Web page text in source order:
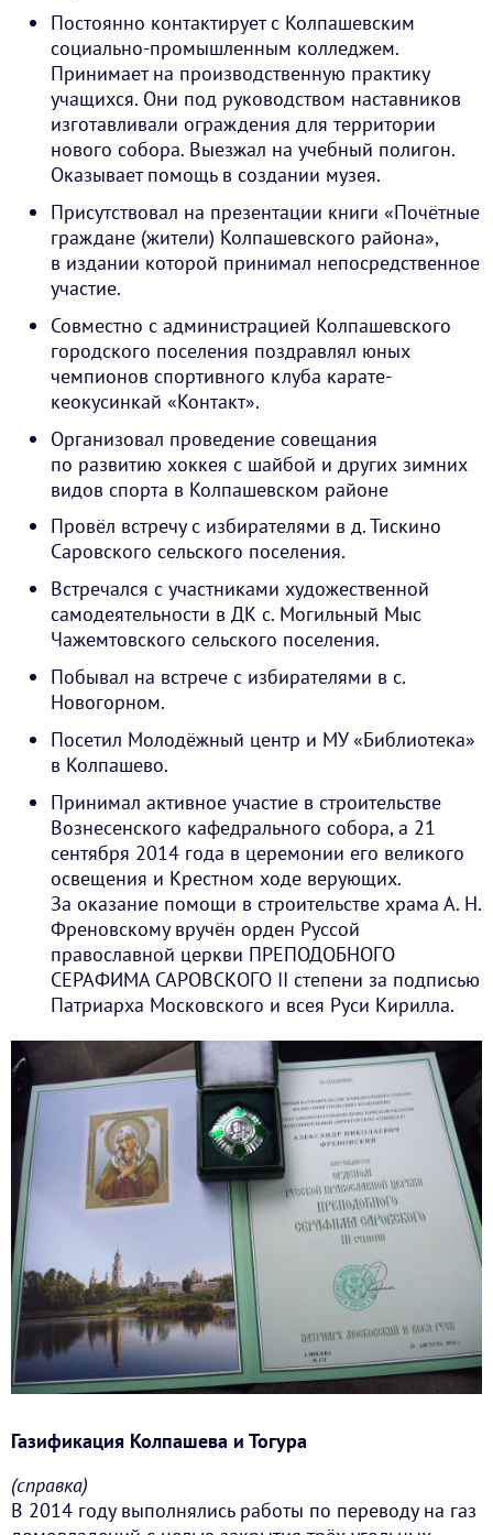
Постоянно контактирует с Колпашевским
социально-промышленным колледжем.
Принимает на производственную практику
учащихся. Они под руководством наставников
изготавливали ограждения для территории
нового собора. Выезжал на учебный полигон.
Оказывает помощь в создании музея.
Присутствовал на презентации книги «Почётные
граждане (жители) Колпашевского района»,
в издании которой принимал непосредственное
участие.
Совместно с администрацией Колпашевского
городского поселения поздравлял юных
чемпионов спортивного клуба карате-
кеокусинкай «Контакт».
Организовал проведение совещания
по развитию хоккея с шайбой и других зимних
видов спорта в Колпашевском районе
Провёл встречу с избирателями в д. Тискино
Саровского сельского поселения.
Встречался с участниками художественной
самодеятельности в ДК с. Могильный Мыс
Чажемтовского сельского поселения.
Побывал на встрече с избирателями в с.
Новогорном.
Посетил Молодёжный центр и МУ «Библиотека»
в Колпашево.
Принимал активное участие в строительстве
Вознесенского кафедрального собора, а 21
сентября 2014 года в церемонии его великого
освещения и Крестном ходе верующих.
За оказание помощи в строительстве храма А. Н.
Френовскому вручён орден Руссой
православной церкви ПРЕПОДОБНОГО
СЕРАФИМА САРОВСКОГО II степени за подписью
Патриарха Московского и всея Руси Кирилла.
Газификация Колпашева и Тогура
(справка)
В 2014 году выполнялись работы по переводу на газ